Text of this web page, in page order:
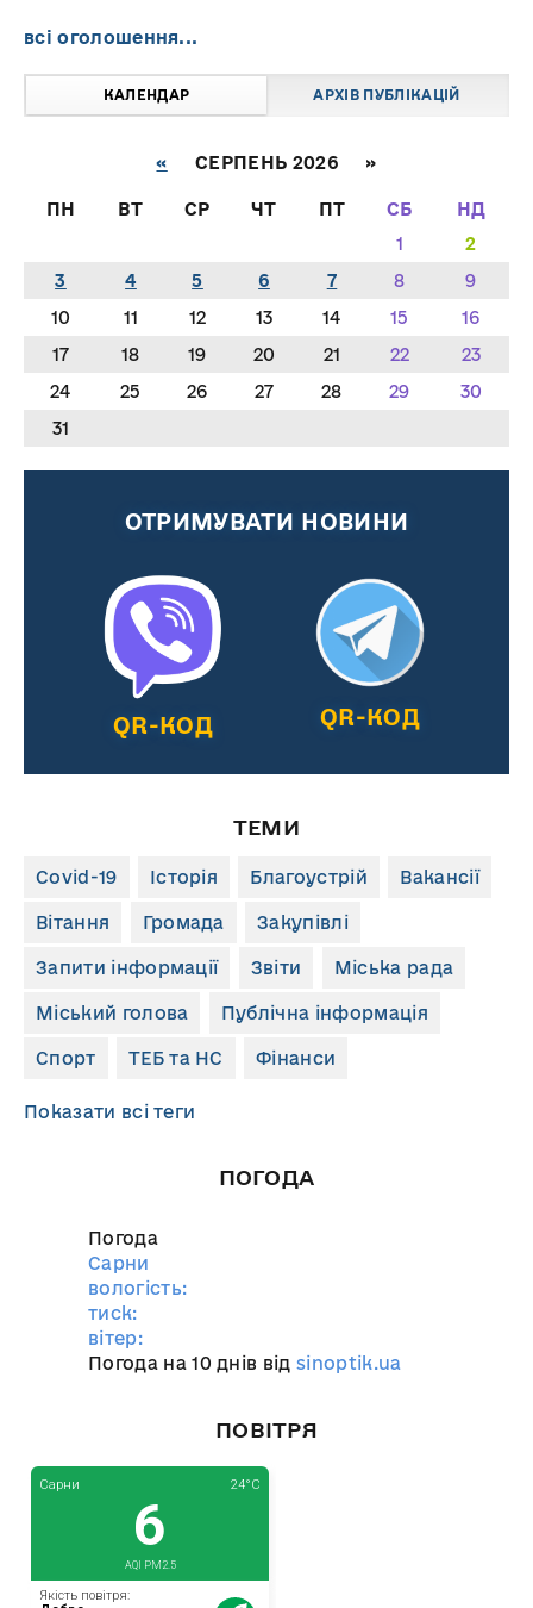
всі оголошення...
КАЛЕНДАР АРХІВ ПУБЛІКАЦІЙ
« СЕРПЕНЬ 2026 »
ПН ВТ СР ЧТ ПТ СБ
НД
1
2
3
4 5 6 7 8
9
10
11 12 13 14 15
16
17
18 19 20 21 22
23
24
25 26 27 28 29
30
31
ОТРИМУВАТИ НОВИНИ
QR-КОД QR-КОД
ТЕМИ
Covid-19 Історія Благоустрій Вакансії
Вітання Громада Закупівлі
Запити інформації Звіти Міська рада
Міський голова Публічна інформація
Спорт ТЕБ та НС Фінанси
Показати всі теги
ПОГОДА
Погода
Сарни
вологість:
тиск:
вітер:
Погода на 10 днів відsinoptik.ua
ПОВІТРЯ